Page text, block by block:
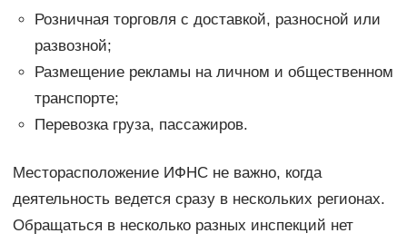
Розничная торговля с доставкой, разносной или
развозной;
Размещение рекламы на личном и общественном
транспорте;
Перевозка груза, пассажиров.
Месторасположение ИФНС не важно, когда
деятельность ведется сразу в нескольких регионах.
Обращаться в несколько разных инспекций нет